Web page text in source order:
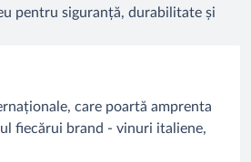
pentru siguranță, durabilitate și
care poartă amprenta
fiecărui brand - vinuri italiene,